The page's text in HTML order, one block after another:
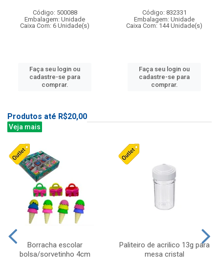
Código: 500088
Embalagem: Unidade
Caixa Com: 6 Unidade(s)
Faça seu login ou
cadastre-se para
comprar.
Código: 832331
Embalagem: Unidade
Caixa Com: 144 Unidade(s)
Faça seu login ou
cadastre-se para
comprar.
Produtos até R$20,00
Veja mais
Borracha escolar
bolsa/sorvetinho 4cm
Paliteiro de acrilico 13g para
mesa cristal